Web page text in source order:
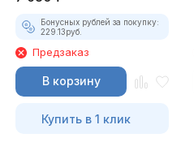
Бонусных рублей за покупку:
229.13руб.
Предзаказ
В корзину
Купить в 1 клик